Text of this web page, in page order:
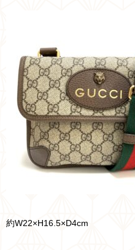
約W22×H16.5×D4cm